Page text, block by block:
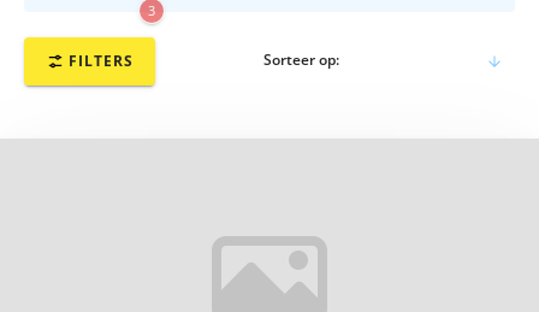
FILTERS
3
Sorteer op: